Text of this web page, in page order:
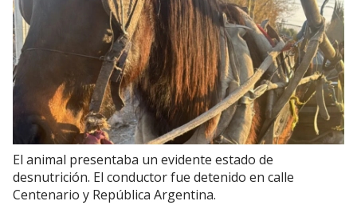
El animal presentaba un evidente estado de
desnutrición. El conductor fue detenido en calle
Centenario y República Argentina.